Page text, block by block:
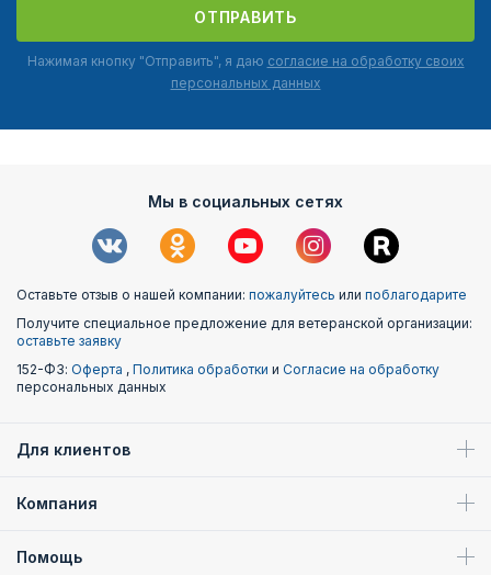
ОТПРАВИТЬ
Нажимая кнопку "Отправить", я даю согласие на обработку своих
персональных данных
Мы в социальных сетях
Оставьте отзыв о нашей компании: пожалуйтесь или поблагодарите
Получите специальное предложение для ветеранской организации:
оставьте заявку
152-ФЗ: Оферта , Политика обработки и Согласие на обработку
персональных данных
Для клиентов
Компания
Помощь